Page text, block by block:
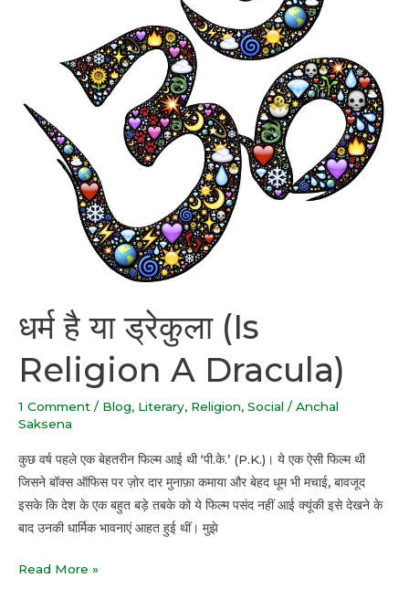
धर्म है या ड्रेकुला (Is
Religion A Dracula)
1 Comment / Blog, Literary, Religion, Social / Anchal
Saksena
कुछ वर्ष पहले एक बेहतरीन फिल्म आई थी ‘पी.के.’ (P.K.)। ये एक ऐसी फिल्म थी
जिसने बॉक्स ऑफिस पर ज़ोर दार मुनाफ़ा कमाया और बेहद धूम भी मचाई, बावजूद
इसके कि देश के एक बहुत बड़े तबके को ये फिल्म पसंद नहीं आई क्यूंकी इसे देखने के
बाद उनकी धार्मिक भावनाएं आहत हुई थीं। मुझे
Religion
Dracula)
Read More »